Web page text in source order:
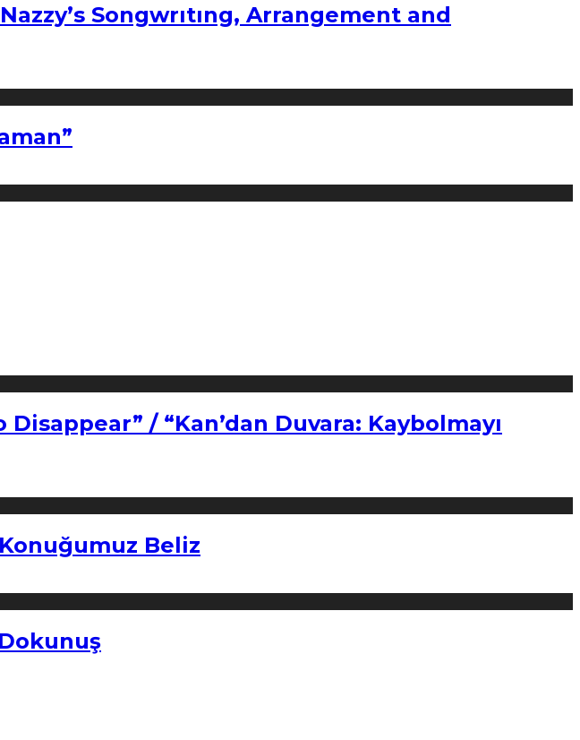
Songwrıtıng, Arrangement and
/ “Kan’dan Duvara: Kaybolmayı
Beliz